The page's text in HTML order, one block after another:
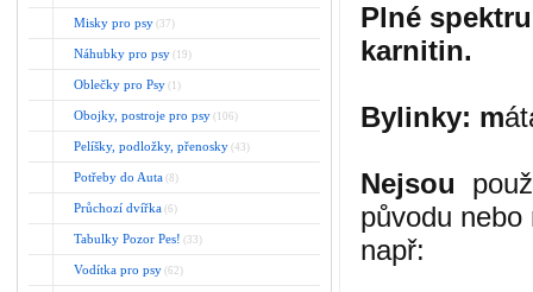
Misky pro psy (37)
Náhubky pro psy (19)
Oblečky pro Psy (1)
Obojky, postroje pro psy (106)
Pelíšky, podložky, přenosky (43)
Potřeby do Auta (8)
Průchozí dvířka (6)
Tabulky Pozor Pes! (33)
Vodítka pro psy (62)
Plné
karnitin.
Bylinky: m
Nejsou
původu
např: